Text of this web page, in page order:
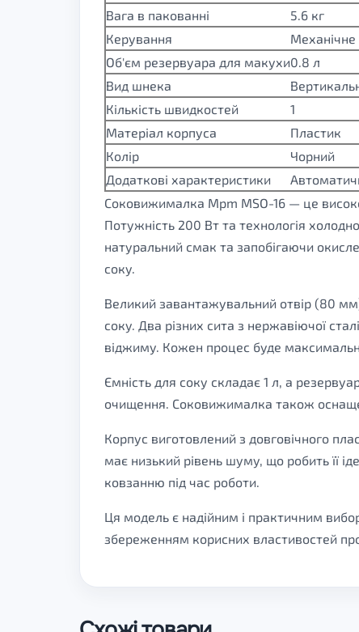
Вага в пакованні
5.6 кг
Керування
Механічне
Об'єм резервуара для макухи0.8 л
Вид шнека
Кількість швидкостей
1
Матеріал корпуса
Пластик
Колір
Чорний
Додаткові характеристики
Соковижималка Mpm MSO-16 — це
Потужність 200 Вт та технологія
натуральний смак та запобігаючи
соку.
Великий завантажувальний отвір (80
соку. Два різних сита з нержавіючої
віджиму. Кожен процес буде
Ємність для соку складає 1 л, а
очищення. Соковижималка також
Корпус виготовлений з довговічного
має низький рівень шуму, що робить її
ковзанню під час роботи.
Ця модель є надійним і практичним
збереженням корисних властивостей